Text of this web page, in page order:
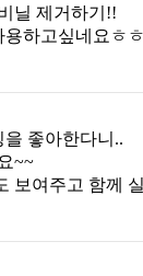
닐 제거하기!!
하고싶네요ㅎ
좋아한다니..
~~
보여주고 함께